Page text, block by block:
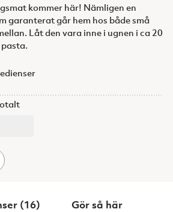
kommer här! Nämligen en
garanterat går hem hos både små
Låt den vara inne i ugnen i ca 20
(16) Gör så här